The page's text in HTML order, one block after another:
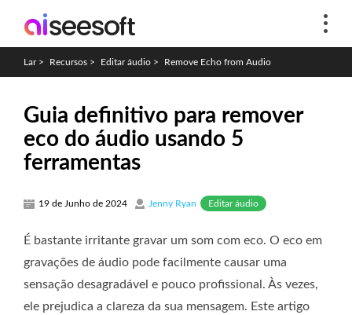
Lar > Recursos > Editar áudio > Remove Echo from Audio
Guia definitivo para remover
eco do áudio usando 5
ferramentas
19 de Junho de 2024 Jenny Ryan Editar áudio
É bastante irritante gravar um som com eco. O eco em
gravações de áudio pode facilmente causar uma
sensação desagradável e pouco profissional. Às vezes,
ele prejudica a clareza da sua mensagem. Este artigo